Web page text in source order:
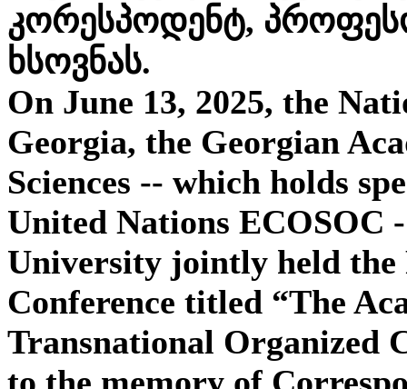
კორესპოდენტ,
ხსოვნას.
On June 13, 2025, the
Georgia, the Georgian
Sciences -- which holds
United Nations ECOSOC
University jointly held
Conference titled “The
Transnational Organized
to the memory of